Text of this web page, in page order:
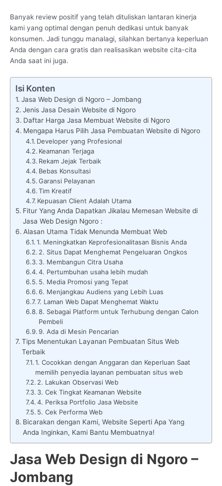
Banyak review positif yang telah dituliskan lantaran kinerja
kami yang optimal dengan penuh dedikasi untuk banyak
konsumen. Jadi tunggu manalagi, silahkan bertanya keperluan
Anda dengan cara gratis dan realisasikan website cita-cita
Anda saat ini juga.
Isi Konten
Jasa Web Design di Ngoro – Jombang
Jenis Jasa Desain Website di Ngoro
Daftar Harga Jasa Membuat Website di Ngoro
Mengapa Harus Pilih Jasa Pembuatan Website di Ngoro
Developer yang Profesional
Keamanan Terjaga
Rekam Jejak Terbaik
Bebas Konsultasi
Garansi Pelayanan
Tim Kreatif
Kepuasan Client Adalah Utama
Fitur Yang Anda Dapatkan Jikalau Memesan Website di
Jasa Web Design Ngoro :
Alasan Utama Tidak Menunda Membuat Web
1. Meningkatkan Keprofesionalitasan Bisnis Anda
2. Situs Dapat Menghemat Pengeluaran Ongkos
3. Membangun Citra Usaha
4. Pertumbuhan usaha lebih mudah
5. Media Promosi yang Tepat
6. Menjangkau Audiens yang Lebih Luas
7. Laman Web Dapat Menghemat Waktu
8. Sebagai Platform untuk Terhubung dengan Calon
Pembeli
9. Ada di Mesin Pencarian
Tips Menentukan Layanan Pembuatan Situs Web
Terbaik
1. Cocokkan dengan Anggaran dan Keperluan Saat
memilih penyedia layanan pembuatan situs web
2. Lakukan Observasi Web
3. Cek Tingkat Keamanan Website
4. Periksa Portfolio Jasa Website
5. Cek Performa Web
Bicarakan dengan Kami, Website Seperti Apa Yang
Anda Inginkan, Kami Bantu Membuatnya!
Jasa Web Design di Ngoro –
Jombang